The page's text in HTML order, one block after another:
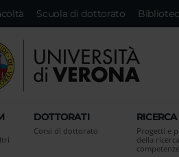
Scuola di dottorato
DOTTORATI
Corsi di dottorato
RICERCA
Progetti e
della